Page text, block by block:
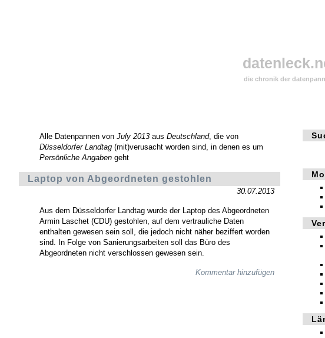
die chronik der
Alle Datenpannen von July 2013aus Deutschland, die von
Düsseldorfer Landtag(mit)verusacht worden sind, in denen es um
Persönliche Angabengeht
Laptop von Abgeordneten gestohlen
30.07.2013
Aus dem Düsseldorfer Landtag wurde der Laptop des Abgeordneten
Armin Laschet (CDU) gestohlen, auf dem vertrauliche Daten
enthalten gewesen sein soll, die jedoch nicht näher beziffert worden
sind. In Folge von Sanierungsarbeiten soll das Büro des
Abgeordneten nicht verschlossen gewesen sein.
Kommentar hinzufügen